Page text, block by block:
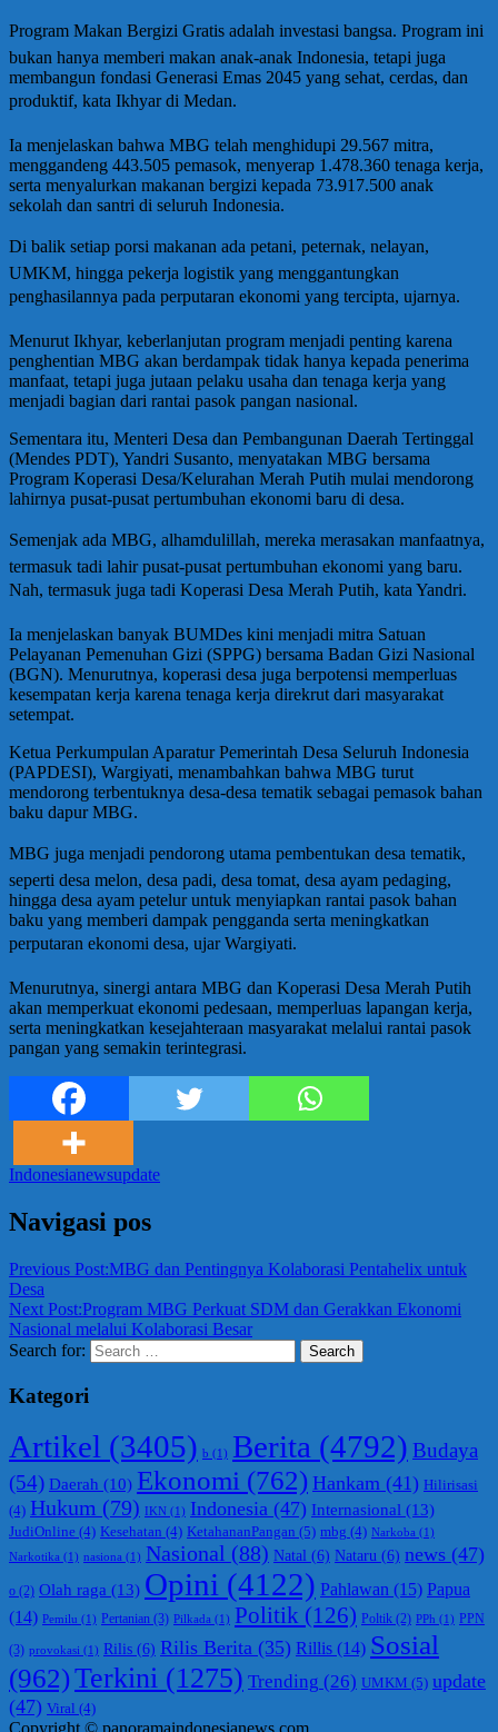
Program Makan Bergizi Gratis adalah investasi bangsa. Program ini
bukan hanya memberi makan anak-anak Indonesia, tetapi juga
membangun fondasi Generasi Emas 2045 yang sehat, cerdas, dan
produktif, kata Ikhyar di Medan.
Ia menjelaskan bahwa MBG telah menghidupi 29.567 mitra,
menggandeng 443.505 pemasok, menyerap 1.478.360 tenaga kerja,
serta menyalurkan makanan bergizi kepada 73.917.500 anak
sekolah dan santri di seluruh Indonesia.
Di balik setiap porsi makanan ada petani, peternak, nelayan,
UMKM, hingga pekerja logistik yang menggantungkan
penghasilannya pada perputaran ekonomi yang tercipta, ujarnya.
Menurut Ikhyar, keberlanjutan program menjadi penting karena
penghentian MBG akan berdampak tidak hanya kepada penerima
manfaat, tetapi juga jutaan pelaku usaha dan tenaga kerja yang
menjadi bagian dari rantai pasok pangan nasional.
Sementara itu, Menteri Desa dan Pembangunan Daerah Tertinggal
(Mendes PDT), Yandri Susanto, menyatakan MBG bersama
Program Koperasi Desa/Kelurahan Merah Putih mulai mendorong
lahirnya pusat-pusat pertumbuhan ekonomi baru di desa.
Semenjak ada MBG, alhamdulillah, mereka merasakan manfaatnya,
termasuk tadi lahir pusat-pusat pertumbuhan ekonomi yang baru.
Nah, termasuk juga tadi Koperasi Desa Merah Putih, kata Yandri.
Ia menjelaskan banyak BUMDes kini menjadi mitra Satuan
Pelayanan Pemenuhan Gizi (SPPG) bersama Badan Gizi Nasional
(BGN). Menurutnya, koperasi desa juga berpotensi memperluas
kesempatan kerja karena tenaga kerja direkrut dari masyarakat
setempat.
Ketua Perkumpulan Aparatur Pemerintah Desa Seluruh Indonesia
(PAPDESI), Wargiyati, menambahkan bahwa MBG turut
mendorong terbentuknya desa-desa tematik sebagai pemasok bahan
baku dapur MBG.
MBG juga menjadi pendorong utama pembentukan desa tematik,
seperti desa melon, desa padi, desa tomat, desa ayam pedaging,
hingga desa ayam petelur untuk menyiapkan rantai pasok bahan
baku yang memberi dampak pengganda serta meningkatkan
perputaran ekonomi desa, ujar Wargiyati.
Menurutnya, sinergi antara MBG dan Koperasi Desa Merah Putih
akan memperkuat ekonomi pedesaan, memperluas lapangan kerja,
serta meningkatkan kesejahteraan masyarakat melalui rantai pasok
pangan yang semakin terintegrasi.
Indonesianewsupdate
Navigasi pos
Previous Post:MBG dan Pentingnya Kolaborasi Pentahelix untuk
Desa
Next Post:Program MBG Perkuat SDM dan Gerakkan Ekonomi
Nasional melalui Kolaborasi Besar
Search for:
Search
Kategori
Artikel (3405) b (1) Berita (4792) Budaya
(54) Daerah (10) Ekonomi (762) Hankam (41) Hilirisasi
(4) Hukum (79) IKN (1) Indonesia (47) Internasional (13)
JudiOnline (4) Kesehatan (4) KetahananPangan (5) mbg (4) Narkoba (1)
Narkotika (1) nasiona (1) Nasional (88) Natal (6) Nataru (6) news (47)
o (2) Olah raga (13) Opini (4122) Pahlawan (15) Papua
(14) Pemilu (1) Pertanian (3) Pilkada (1) Politik (126) Poltik (2) PPh (1) PPN
(3) provokasi (1) Rilis (6) Rilis Berita (35) Rillis (14) Sosial
(962)Terkini (1275) Trending (26) UMKM (5) update
(47) Viral (4)